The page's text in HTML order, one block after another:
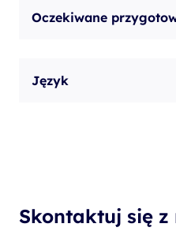
Oczekiwane
Język
Skontaktuj się